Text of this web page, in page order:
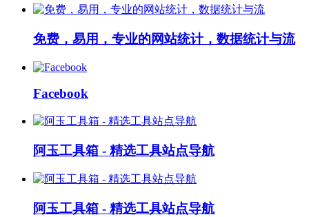
免费，易用，专业的网站统计，数据统计与流
Facebook
阿玉工具箱 - 精选工具站点导航
阿玉工具箱 - 精选工具站点导航